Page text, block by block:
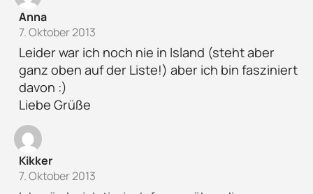
Anna
7. Oktober 2013
Leider war ich noch nie in Island (steht aber
ganz oben auf der Liste!) aber ich bin fasziniert
davon :)
Liebe Grüße
Kikker
7. Oktober 2013